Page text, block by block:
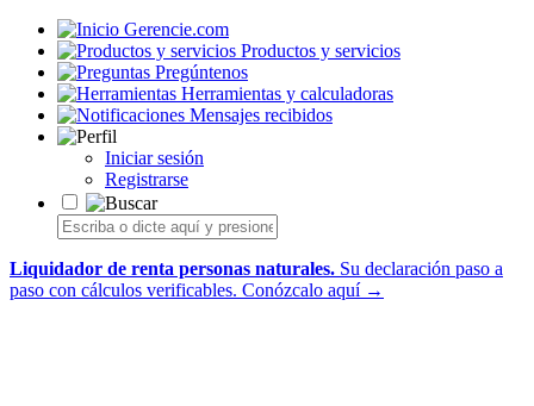
Gerencie.com
Productos y servicios
Pregúntenos
Herramientas y calculadoras
Mensajes recibidos
Iniciar sesión
Registrarse
Liquidador de renta personas naturales. Su declaración paso a
paso con cálculos verificables. Conózcalo aquí →